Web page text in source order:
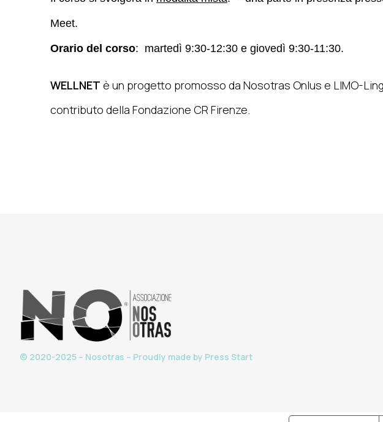
Meet.
Orario del corso: martedì 9:30-12:30 e giovedì 9:30-11:30.
WELLNET è un progetto promosso da Nosotras Onlus e LIMO-
contributo della Fondazione CR Firenze.
© 2020-2025 – Nosotras – Proudly made by Press Start